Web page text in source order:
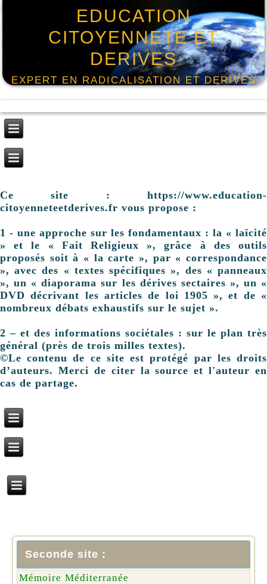
EDUCATION
CITOYENNETE ET
DERIVES
EXPERT EN RADICALISATION ET DERIVES
Ce site : https://www.education-
citoyenneteetderives.fr vous propose :
1 - une approche sur les fondamentaux : la « laïcité
» et le « Fait Religieux », grâce à des outils
proposés soit à « la carte », par « correspondance
», avec des « textes spécifiques », des « panneaux
», un « diaporama sur les dérives sectaires », un «
DVD décrivant les articles de loi 1905 », et de «
nombreux débats exhaustifs sur le sujet ».
2 – et des informations sociétales : sur le plan très
général (près de trois milles textes).
©Le contenu de ce site est protégé par les droits
d’auteurs. Merci de citer la source et l'auteur en
cas de partage.
Seconde site :
Mémoire Méditerranée